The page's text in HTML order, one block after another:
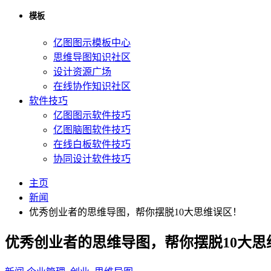
模板
亿图图示模板中心
思维导图知识社区
设计资源广场
在线协作知识社区
软件技巧
亿图图示软件技巧
亿图脑图软件技巧
在线白板软件技巧
协同设计软件技巧
主页
新闻
优秀创业者的思维导图，帮你摆脱10大思维误区！
优秀创业者的思维导图，帮你摆脱10大思